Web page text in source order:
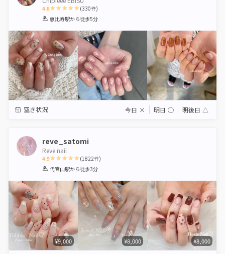
4.8
1 2 3 4 5
(330件)
恵比寿駅から徒歩5分
空き状況 今日 × 明日 ◯ 明後日 △
reve_satomi
Reve nail
4.9
1 2 3 4 5
(1822件)
代官山駅から徒歩3分
¥9,000 ¥8,000 ¥8,000